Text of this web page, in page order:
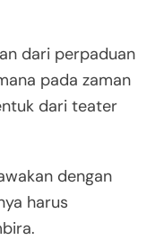
dari perpaduan
pada zaman
dari teater
dengan
harus